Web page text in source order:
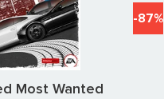
Most Wanted
-87%